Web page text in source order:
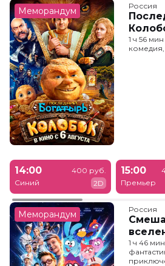
Меморандум Россия
1 ч 56 мин
14:00
Синий
400 руб.
2D
15:00
Премьер
Меморандум Россия
1 ч 46 мин